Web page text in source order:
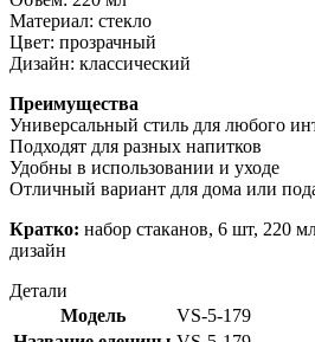
Материал: стекло
Цвет: прозрачный
Дизайн: классический
Преимущества
Универсальный стиль для любого
Подходят для разных напитков
Удобны в использовании и уходе
Отличный вариант для дома или
Кратко: набор стаканов, 6 шт, 220
дизайн
Детали
Модель
VS-5-179